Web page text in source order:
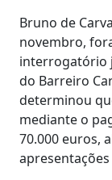
Bruno de
novembro,
interrogatório
do Barreiro
determinou
mediante o
70.000 euros,